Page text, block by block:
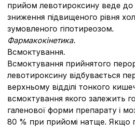
прийом левотироксину веде до
зниження підвищеного рівня
зумовленого гіпотиреозом.
Фармакокінетика.
Всмоктування.
Всмоктування прийнятого
лeвотироксину відбувається
верхньому відділі тонкого
всмоктування якого залежить
галенової форми препарату і
80 % при прийомі натще. Якщо